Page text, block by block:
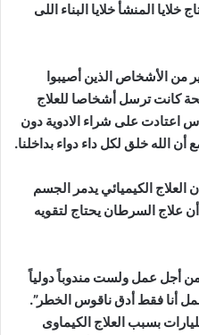
المنشأ خلايا البناء اللى
من الأشخاص الذين أصيبوا
كانت ترسل أشخاصا للعلاج
اعتادت على شراء الادوية دون
الله خلق لكل داء دواء بداخلنا.
الكيميائي يدمر الجسم
علاج السرطان يحتاج لتقويه
من أجل عمل ولست مندوباً دولياً
أنا فقط أدق ناقوس الخطر”.
بسبب العلاج الكيماوى